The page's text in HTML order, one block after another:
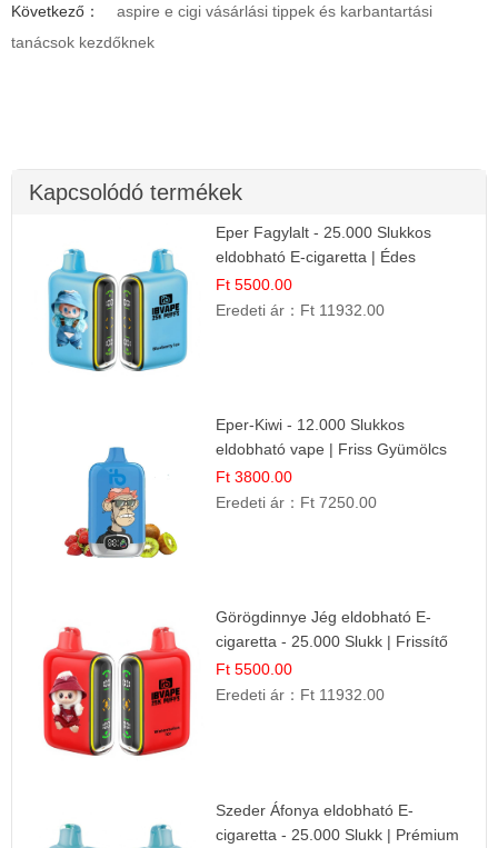
Következő：
aspire e cigi vásárlási tippek és karbantartási
tanácsok kezdőknek
Kapcsolódó termékek
Eper Fagylalt - 25.000 Slukkos
eldobható E-cigaretta | Édes
Desszert Íz
Ft 5500.00
Eredeti ár： Ft 11932.00
Eper-Kiwi - 12.000 Slukkos
eldobható vape | Friss Gyümölcs
Kombináció
Ft 3800.00
Eredeti ár： Ft 7250.00
Görögdinnye Jég eldobható E-
cigaretta - 25.000 Slukk | Frissítő
Nyári Íz
Ft 5500.00
Eredeti ár： Ft 11932.00
Szeder Áfonya eldobható E-
cigaretta - 25.000 Slukk | Prémium